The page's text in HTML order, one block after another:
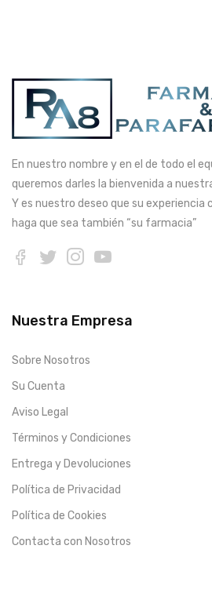
En nuestro nombre y en el de todo el
queremos darles la bienvenida a
Y es nuestro deseo que su experiencia
haga que sea también “su farmacia”
Nuestra Empresa
Sobre Nosotros
Su Cuenta
Aviso Legal
Términos y Condiciones
Entrega y Devoluciones
Política de Privacidad
Política de Cookies
Contacta con Nosotros